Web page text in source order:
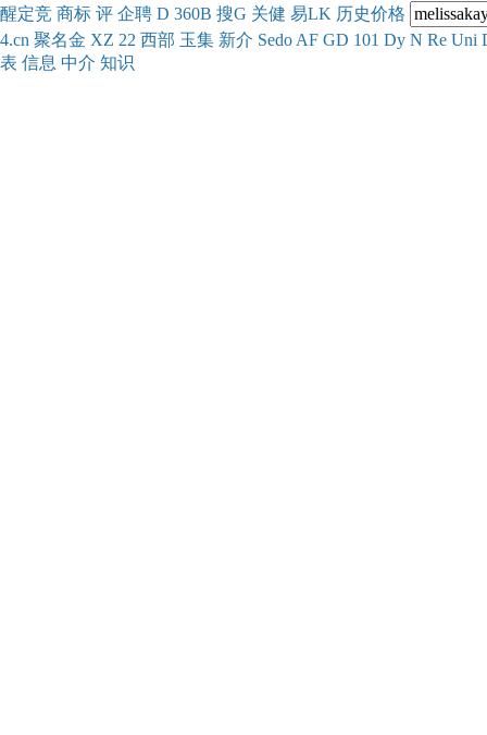
醒定竞 商标 评 企聘 D 360B 搜G 关健 易LK 历史价格
4.cn 聚名金 XZ 22 西部 玉集 新介 Sedo AF GD 101 Dy N Re Uni
表 信息 中介 知识